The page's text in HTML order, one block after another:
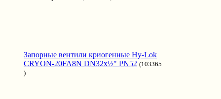
Запорные вентили криогенные Hy-Lok
CRYON-20FA8N DN32x½" PN52 (103365
)